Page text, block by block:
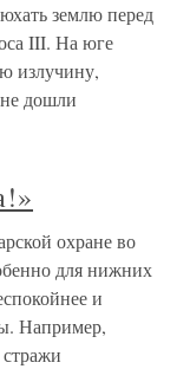
землю перед
III. На юге
излучину,
дошли
охране во
для нижних
и
Например,